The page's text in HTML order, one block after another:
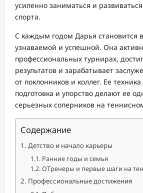
усиленно заниматься и
спорта.
С каждым годом Дарья становится
узнаваемой и успешной. Она
профессиональных турнирах,
результатов и зарабатывает
от поклонников и коллег. Ее
подготовка и упорство делают ее
серьезных соперников на
Содержание
Детство и начало карьеры
Ранние годы и семья
ОТренеры и первые шаги на
Профессиональные достижения